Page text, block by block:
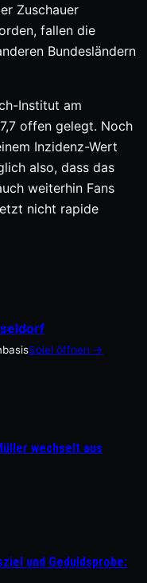
Zuschauer
fallen die
Bundesländern
Institut am
offen gelegt. Noch
Inzidenz-Wert
also, dass das
weiterhin Fans
nicht rapide
Spiel öffnen →
wechselt aus
und Geduldsprobe: